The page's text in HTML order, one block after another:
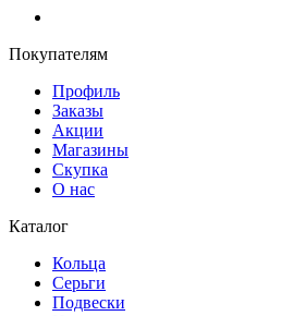
Покупателям
Профиль
Заказы
Акции
Магазины
Скупка
О нас
Каталог
Кольца
Серьги
Подвески